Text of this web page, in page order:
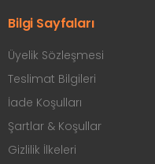
Bilgi Sayfaları
Üyelik Sözleşmesi
Teslimat Bilgileri
İade Koşulları
Şartlar & Koşullar
Gizlilik İlkeleri